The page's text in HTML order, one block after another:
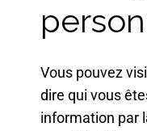
Vous pouvez
dire qui vous
information par